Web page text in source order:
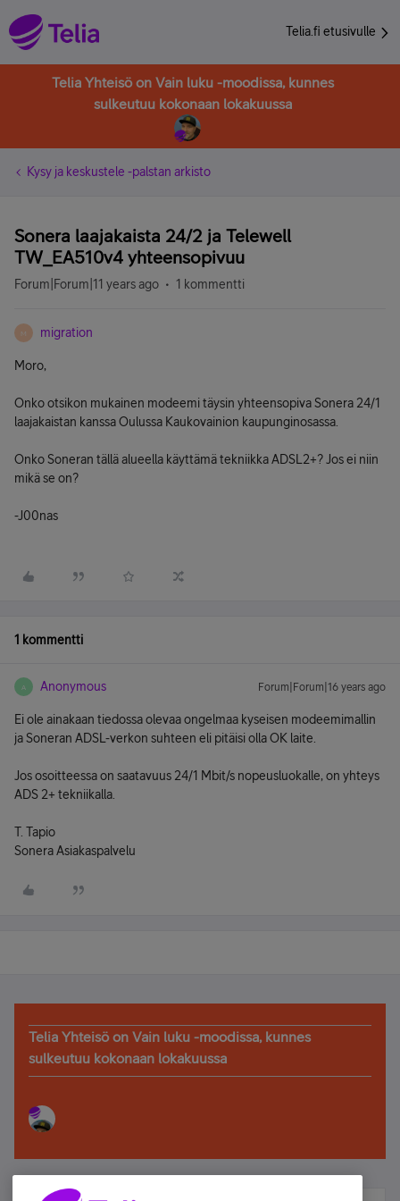
Telia.fi etusivulle
Telia Yhteisö on Vain luku -moodissa, kunnes
sulkeutuu kokonaan lokakuussa
Kysy ja keskustele -palstan arkisto
Sonera laajakaista 24/2 ja Telewell
TW_EA510v4 yhteensopivuu
Forum|Forum|11 years ago 1 kommentti
M migration
Moro,
Onko otsikon mukainen modeemi täysin yhteensopiva Sonera 24/1
laajakaistan kanssa Oulussa Kaukovainion kaupunginosassa.
Onko Soneran tällä alueella käyttämä tekniikka ADSL2+? Jos ei niin
mikä se on?
-J00nas
1 kommentti
A Anonymous Forum|Forum|16 years ago
Ei ole ainakaan tiedossa olevaa ongelmaa kyseisen modeemimallin
ja Soneran ADSL-verkon suhteen eli pitäisi olla OK laite.
Jos osoitteessa on saatavuus 24/1 Mbit/s nopeusluokalle, on yhteys
ADS 2+ tekniikalla.
T. Tapio
Sonera Asiakaspalvelu
Telia Yhteisö on Vain luku -moodissa, kunnes
sulkeutuu kokonaan lokakuussa